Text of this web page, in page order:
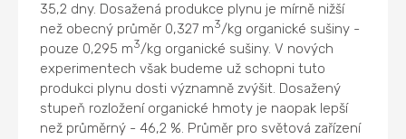
35,2 dny. Dosažená produkce plynu je mírně nižší
než obecný průměr 0,327 m3/kg organické sušiny -
pouze 0,295 m3/kg organické sušiny. V nových
experimentech však budeme už schopni tuto
produkci plynu dosti významně zvýšit. Dosažený
stupeň rozložení organické hmoty je naopak lepší
než průměrný - 46,2 %. Průměr pro světová zařízení